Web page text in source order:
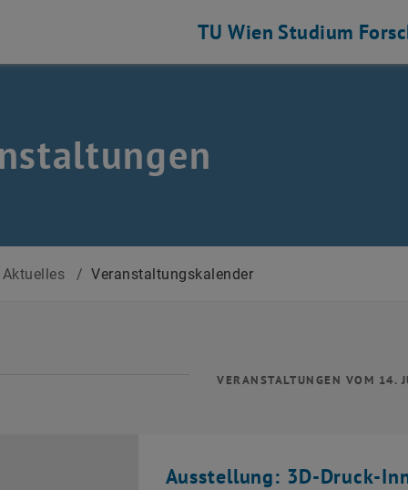
TU Wien Studium
Aktuelles / Veranstaltungskalender
VERANSTALTUNGEN VOM 14.
Ausstellung: 3D-Druck-